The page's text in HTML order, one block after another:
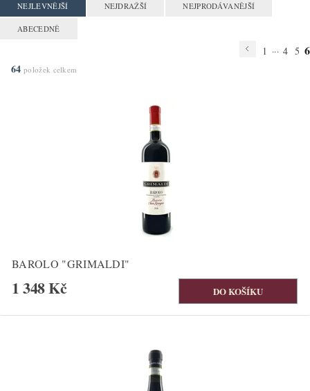
NEJLEVNĚJŠÍ NEJDRAŽŠÍ NEJPRODÁVANĚJŠÍ
ABECEDNĚ
1 ... 4 5 6
64 položek celkem
BAROLO "GRIMALDI"
1 348 Kč